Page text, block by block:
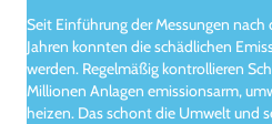
Seit Einführung der Messungen nach
Jahren konnten die schädlichen
werden. Regelmäßig kontrollieren
Millionen Anlagen emissionsarm,
heizen. Das schont die Umwelt und